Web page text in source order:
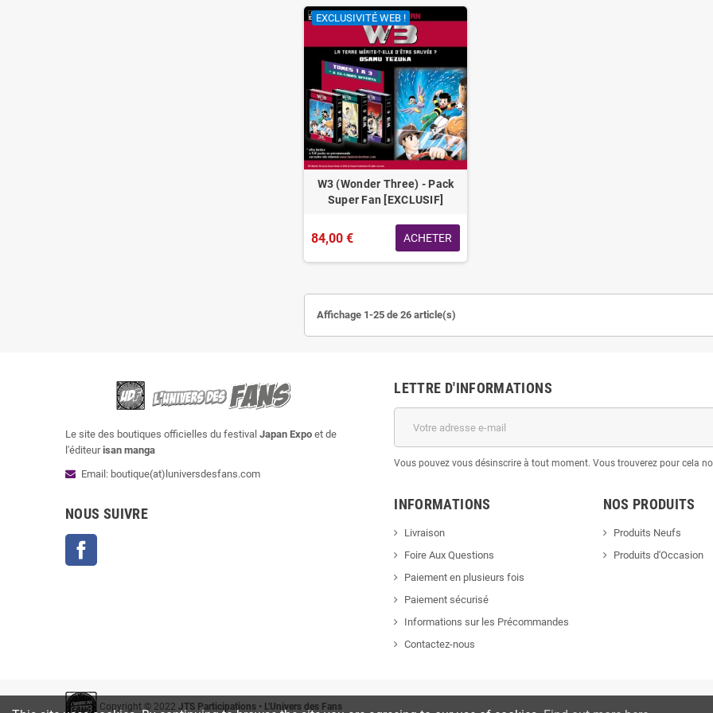
EXCLUSIVITÉ WEB !
W3 (Wonder Three) - Pack
Super Fan [EXCLUSIF]
84,00 € ACHETER
Affichage 1-25 de 26 article(s)
Le site des boutiques officielles du festival Japan Expo et de
l'éditeurisan manga
Email: boutique(at)luniversdesfans.com
NOUS SUIVRE
LETTRE D'INFORMATIONS
Vous pouvez vous désinscrire à tout moment. Vous trouverez pour cela
INFORMATIONS
Livraison
Foire Aux Questions
Paiement en plusieurs fois
Paiement sécurisé
Informations sur les Précommandes
Contactez-nous
NOS PRODUITS
Produits Neufs
Produits d'Occasion
Copyright © 2022 JTS Participations • L'Univers des Fans